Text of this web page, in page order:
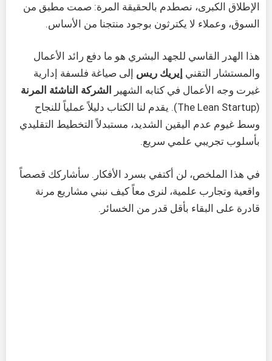
الإطلاق الكبرى، نصطدم بالحقيقة المرة: صمت مطبق من
السوق، وعملاء لا يكترثون بوجود منتجنا من الأساس.
هذا الهدر القاسي للجهد البشري هو ما دفع رائد الأعمال
والمستشار التقني إيريك ريس إلى صياغة فلسفة إدارية
غيرت وجه الأعمال في كتابه الشهير
الشركة الناشئة المرنة
(The Lean Startup). يقدم لنا الكتاب دليلاً عملياً للنجاح
وسط غيوم عدم اليقين الشديد، مستبدلاً التخطيط التقليدي
بأسلوب تجريبي علمي سريع.
في هذا الملخص، لن أكتفي بسرد الأفكار. سأشاركك قصصاً
واقعية وتجارب علمية، لنرى معاً كيف نبني مشاريع مرنة
قادرة على البقاء بأقل قدر من الخسائر.